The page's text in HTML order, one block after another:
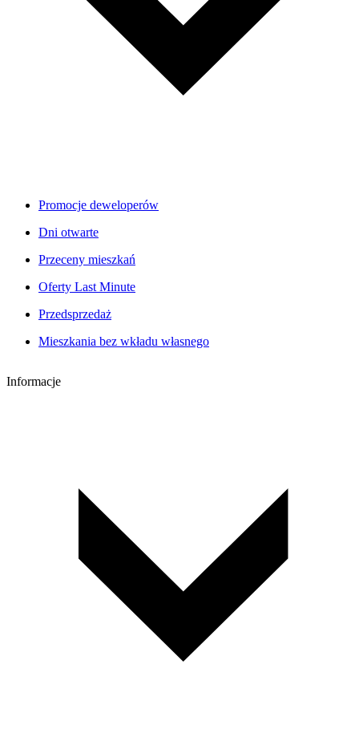
Promocje deweloperów
Dni otwarte
Przeceny mieszkań
Oferty Last Minute
Przedsprzedaż
Mieszkania bez wkładu własnego
Informacje